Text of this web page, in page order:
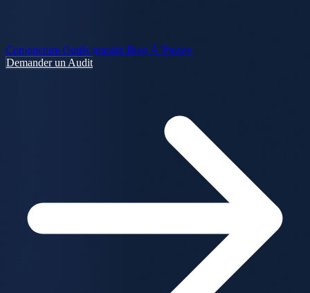
Conjoncture Outils gratuits Blog À Propos
Demander un Audit